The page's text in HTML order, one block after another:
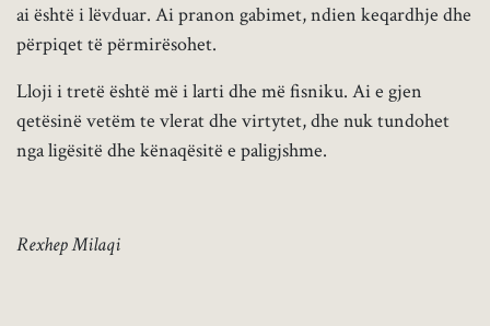
ai është i lëvduar. Ai pranon gabimet, ndien keqardhje dhe
përpiqet të përmirësohet.
Lloji i tretë është më i larti dhe më fisniku. Ai e gjen
qetësinë vetëm te vlerat dhe virtytet, dhe nuk tundohet
nga ligësitë dhe kënaqësitë e paligjshme.
Rexhep Milaqi